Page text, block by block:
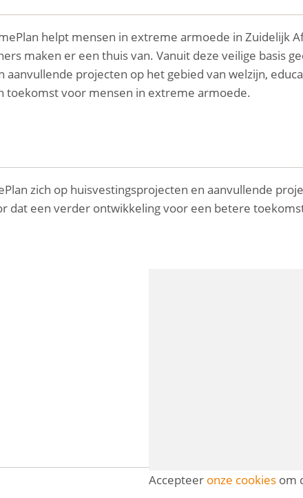
helpt mensen in extreme armoede in Zuidelijk
maken er een thuis van. Vanuit deze veilige basis
projecten op het gebied van welzijn,
toekomst voor mensen in extreme armoede.
zich op huisvestingsprojecten en aanvullende
dat een verder ontwikkeling voor een betere
Accepteer onze cookies om